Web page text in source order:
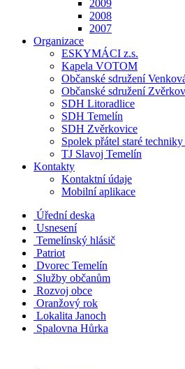
2009
2008
2007
Organizace
ESKYMÁCI z.s.
Kapela VOTOM
Občanské sdružení
Občanské sdružení
SDH Litoradlice
SDH Temelín
SDH Zvěrkovice
Spolek přátel staré techniky
TJ Slavoj Temelín
Kontakty
Kontaktní údaje
Mobilní aplikace
Úřední deska
Usnesení
Temelínský hlásič
Patriot
Dvorec Temelín
Služby občanům
Rozvoj obce
Oranžový rok
Lokalita Janoch
Spalovna Hůrka